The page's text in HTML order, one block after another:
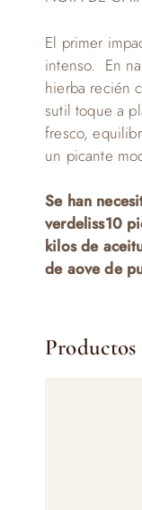
El primer
intenso. En
hierba recién
sutil toque a
fresco,
un picante
Se han
verdeliss10
kilos de
de aove de